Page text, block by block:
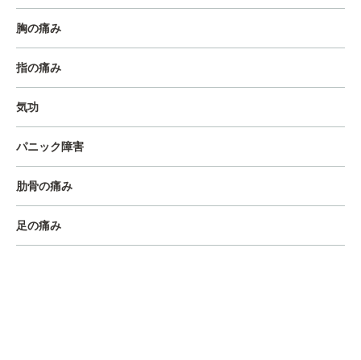
胸の痛み
指の痛み
気功
パニック障害
肋骨の痛み
足の痛み